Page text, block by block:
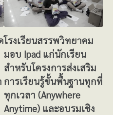
โรงเรียนสรรพวิทยาคม
มอบ Ipad แก่นักเรียน
สำหรับโครงการส่งเสริม
การเรียนรู้ขั้นพื้นฐานทุกที่
ทุกเวลา (Anywhere
Anytime) และอบรมเชิง